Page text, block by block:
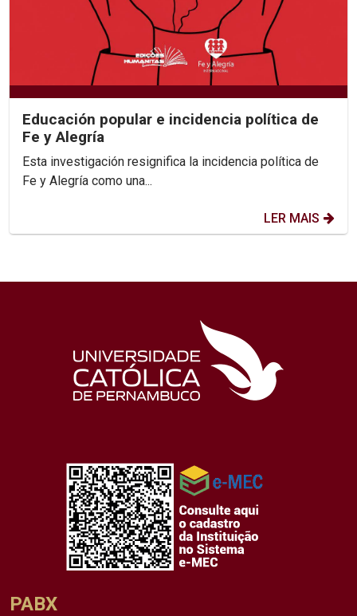
Educación popular e incidencia política de
Fe y Alegría
Esta investigación resignifica la incidencia política de
Fe y Alegría como una...
LER MAIS
PABX